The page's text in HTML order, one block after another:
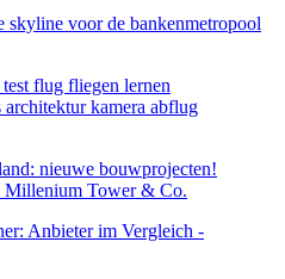
voor de bankenmetropool
nieuwe bouwprojecten!
Millenium Tower & Co.